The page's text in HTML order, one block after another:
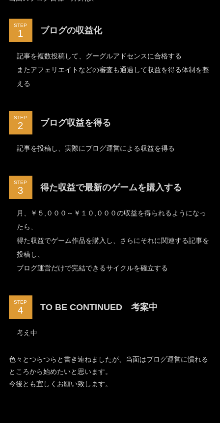
STEP
ブログの収益化
記事を複数投稿して、グーグルアドセンスに合格する
またアフェリエイトなどの審査も通過して収益を得る体制を整
える
STEP
ブログ収益を得る
記事を投稿し、実際にブログ運営による収益を得る
STEP
得た収益で最新のゲームを購入する
月、￥５,０００～￥１０,０００の収益を得られるようになっ
たら、
得た収益でゲーム作品を購入し、さらにそれに関連する記事を
投稿し、
ブログ運営だけで完結できるサイクルを確立する
STEP
TO BE CONTINUED 考案中
考え中
色々とつらつらと書き連ねましたが、当面はブログ運営に慣れる
ところから始めたいと思います。
今後とも宜しくお願い致します。